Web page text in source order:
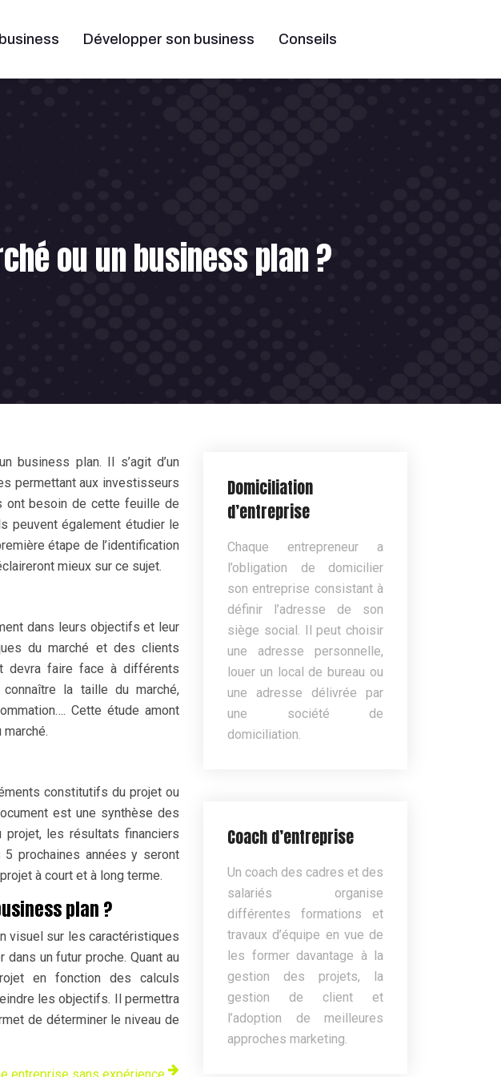
Développer son business Conseils
ou un business plan ?
business plan. Il s’agit d’un
permettant aux investisseurs
ont besoin de cette feuille de
peuvent également étudier le
étape de l’identification
mieux sur ce sujet.
dans leurs objectifs et leur
du marché et des clients
devra faire face à différents
la taille du marché,
Cette étude amont
constitutifs du projet ou
est une synthèse des
les résultats financiers
prochaines années y seront
à court et à long terme.
plan ?
visuel sur les caractéristiques
un futur proche. Quant au
en fonction des calculs
les objectifs. Il permettra
de déterminer le niveau de
Domiciliation
d’entreprise
Chaque entrepreneur a
l’obligation de domicilier
son entreprise consistant à
définir l’adresse de son
siège social. Il peut choisir
une adresse personnelle,
louer un local de bureau ou
une adresse délivrée par
une société de
domiciliation.
Coach d’entreprise
Un coach des cadres et des
salariés organise
différentes formations et
travaux d’équipe en vue de
les former davantage à la
gestion des projets, la
gestion de client et
l’adoption de meilleures
approches marketing.